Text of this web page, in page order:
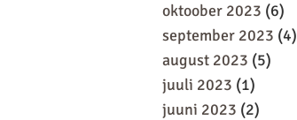
oktoober 2023 (6)
september 2023 (4)
august 2023 (5)
juuli 2023 (1)
juuni 2023 (2)